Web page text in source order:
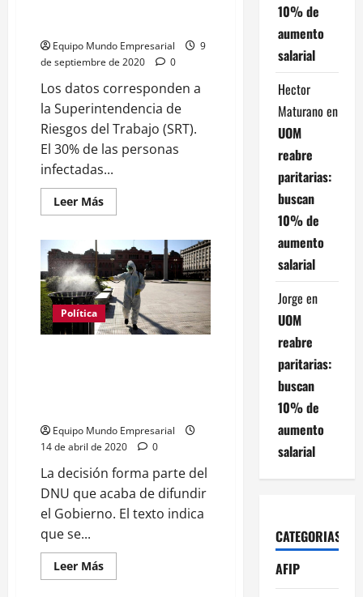
Equipo Mundo Empresarial
9
de septiembre de 2020
0
Los datos corresponden a
la Superintendencia de
Riesgos del Trabajo (SRT).
El 30% de las personas
infectadas...
Leer MásLeer
más
Preocupante:
Más
de
81.000
trabajadores
se
contagiaron
de
coronavirus
Política
Equipo Mundo Empresarial
14 de abril de 2020
0
La decisión forma parte del
DNU que acaba de difundir
el Gobierno. El texto indica
que se...
Leer MásLeer
más
10% de
aumento
salarial
Hector
Maturano en
UOM
reabre
paritarias:
buscan
10% de
aumento
salarial
Jorge en
UOM
reabre
paritarias:
buscan
10% de
aumento
salarial
CATEGORIAS
AFIP